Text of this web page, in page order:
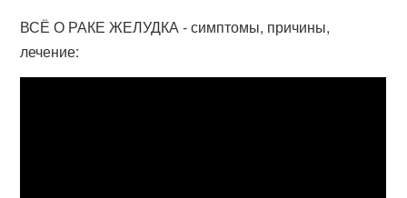
ВСЁ О РАКЕ ЖЕЛУДКА - симптомы, причины,
лечение: